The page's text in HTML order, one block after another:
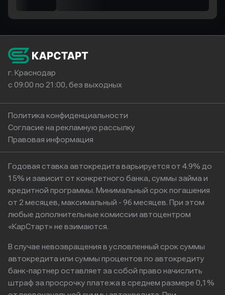
г. Краснодар
с 09:00 по 21:00, без выходных
Политика конфиденциальности
Согласие на рекламную рассылку
Правовая информация
Годовая ставка автокредита варьируется от 4.9% до
15% и зависит от конкретного банка, суммы займа и
кредитной программы. Минимальный срок погашения
от 2 месяцев, максимальный - 96 месяцев. При этом
любые дополнительные комиссии автоцентром
«КарСтарт» не взимаются.
В случае невозвращения в условленный срок суммы
автокредита или суммы процентов по автокредиту
банк-партнер оставляет за собой право начислить
штраф за просрочку платежа в среднем размере 0,1%